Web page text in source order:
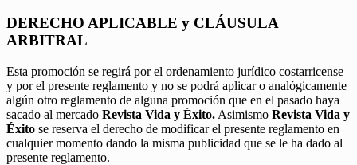
DERECHO APLICABLE y CLÁUSULA
ARBITRAL
Esta promoción se regirá por el ordenamiento jurídico costarricense
y por el presente reglamento y no se podrá aplicar o analógicamente
algún otro reglamento de alguna promoción que en el pasado haya
sacado al mercado Revista Vida y Éxito. Asimismo Revista Vida y
Éxito se reserva el derecho de modificar el presente reglamento en
cualquier momento dando la misma publicidad que se le ha dado al
presente reglamento.